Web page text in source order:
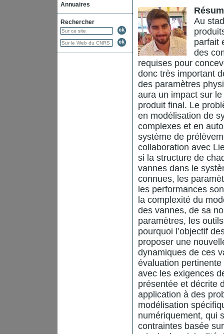
Annuaires
Rechercher
Au
parfait
des
requises pour
donc très important
des paramètres
aura un impact sur
produit final. Le
en modélisation de
complexes et en
système de
collaboration avec
si la structure de
vannes dans le
connues, les
les performances
la complexité du
des vannes, de sa
paramètres, les
pourquoi l’objectif
proposer une
dynamiques de ces
évaluation
avec les exigences
présentée et décrite
application à des
modélisation
numériquement, qui
contraintes basée